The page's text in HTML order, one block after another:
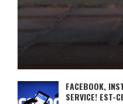
FACEBOOK,
SERVICE! EST-